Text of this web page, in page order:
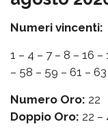
Numeri vincenti:
1 – 4 – 7 – 8 – 16
– 58 – 59 – 61 –
Numero Oro: 22
Doppio Oro: 22 –